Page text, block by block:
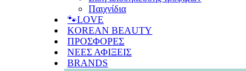
Παιχνίδια
🐾LOVE
KOREAN BEAUTY
ΠΡΟΣΦΟΡΕΣ
ΝΕΕΣ ΑΦΙΞΕΙΣ
BRANDS